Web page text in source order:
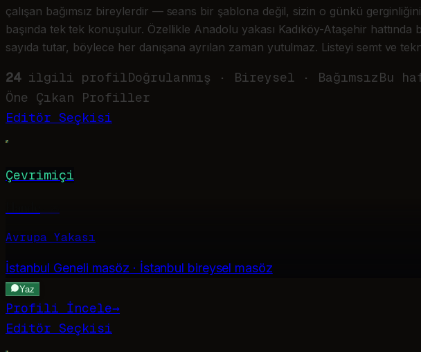
çalışan bağımsız bireylerdir — seans bir şablona değil, sizin o günkü
başında tek tek konuşulur. Özellikle Anadolu yakası Kadıköy-Ataşehir
sayıda tutar, böylece her danışana ayrılan zaman yutulmaz. Listeyi semt ve
24 ilgili profilDoğrulanmış · Bireysel · BağımsızBu
Öne Çıkan Profiller
Editör Seçkisi
Çevrimiçi
Avrupa Yakası
İstanbul Geneli masöz · İstanbul bireysel masöz
Yaz
Profili İncele→
Editör Seçkisi